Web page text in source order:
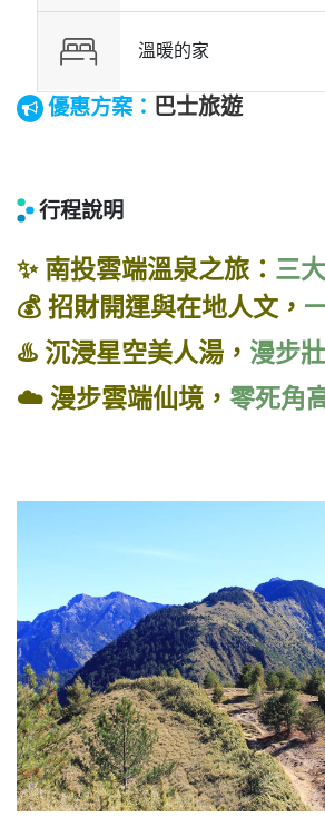
優惠方案： 巴士旅遊
行程說明
✨ 南投雲端溫泉之旅： 三
💰 招財開運與在地人文，
♨️ 沉浸星空美人湯， 漫步
☁️ 漫步雲端仙境， 零死角
溫暖的家